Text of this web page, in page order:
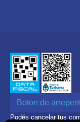
Boton de
Podés cancelar tus